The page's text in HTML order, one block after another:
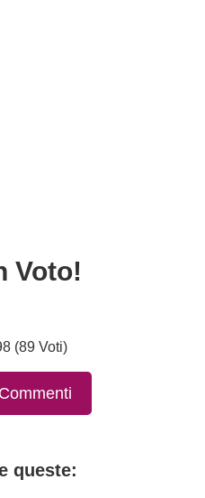
Voto!
(89 Voti)
queste: